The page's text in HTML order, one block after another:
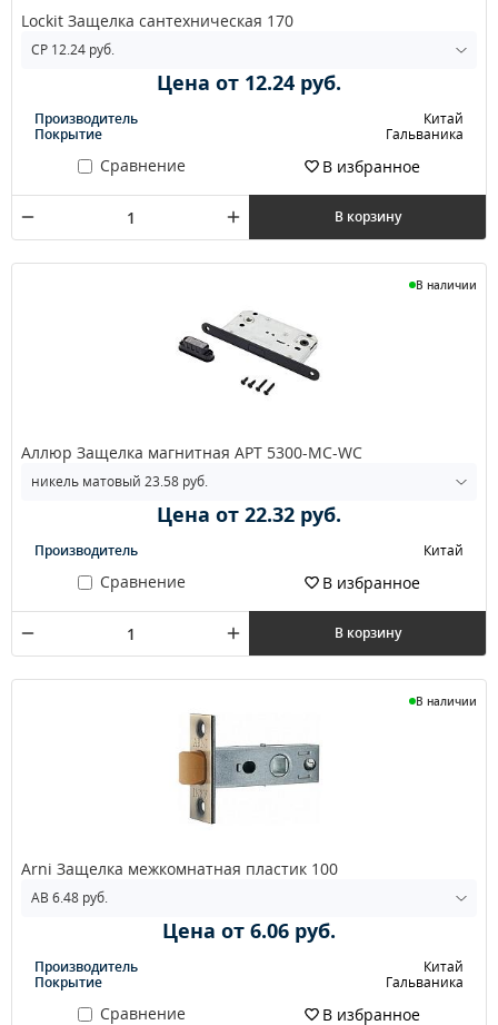
Lockit Защелка сантехническая 170
Цена от 12.24 руб.
Производитель
Китай
Покрытие
Гальваника
Сравнение В избранное
В корзину
В наличии
Аллюр Защелка магнитная АРТ 5300-MC-WC
Цена от 22.32 руб.
Производитель Китай
Сравнение В избранное
В корзину
В наличии
Arni Защелка межкомнатная пластик 100
Цена от 6.06 руб.
Производитель
Китай
Покрытие
Гальваника
Сравнение В избранное